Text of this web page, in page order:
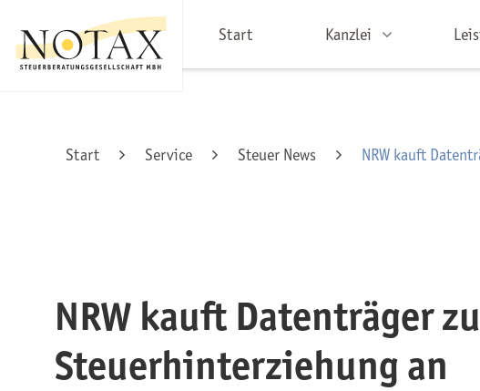
Start Kanzlei
Start Service Steuer News NRW kauft
NRW kauft Datenträger
Steuerhinterziehung an